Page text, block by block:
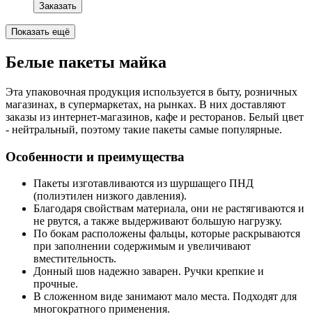
Заказать
Показать ещё
Белые пакеты майка
Эта упаковочная продукция используется в быту, розничных
магазинах, в супермаркетах, на рынках. В них доставляют
заказы из интернет-магазинов, кафе и ресторанов. Белый цвет
- нейтральный, поэтому такие пакеты самые популярные.
Особенности и преимущества
Пакеты изготавливаются из шуршащего ПНД
(полиэтилен низкого давления).
Благодаря свойствам материала, они не растягиваются и
не рвутся, а также выдерживают большую нагрузку.
По бокам расположены фальцы, которые раскрываются
при заполнении содержимым и увеличивают
вместительность.
Донный шов надежно заварен. Ручки крепкие и
прочные.
В сложенном виде занимают мало места. Подходят для
многократного применения.